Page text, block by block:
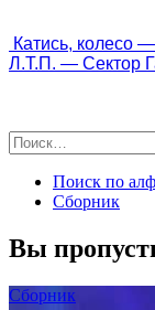
Катись, колесо
Л.Т.П. — Сектор
Поиск по
Сборник
Вы
Сборник